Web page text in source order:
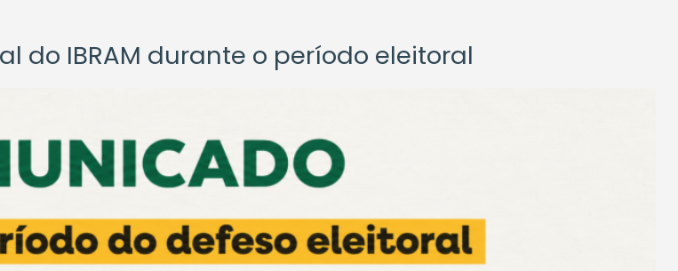
do IBRAM durante o período eleitoral